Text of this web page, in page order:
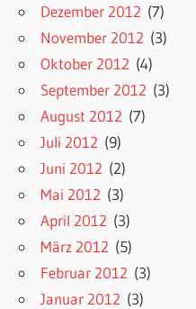
Dezember 2012 (7)
November 2012 (3)
Oktober 2012 (4)
September 2012 (3)
August 2012 (7)
Juli 2012 (9)
Juni 2012 (2)
Mai 2012 (3)
April 2012 (3)
März 2012 (5)
Februar 2012 (3)
Januar 2012 (3)